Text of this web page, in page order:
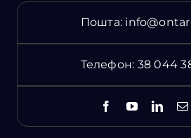
Пошта:
Телефон: 38 044